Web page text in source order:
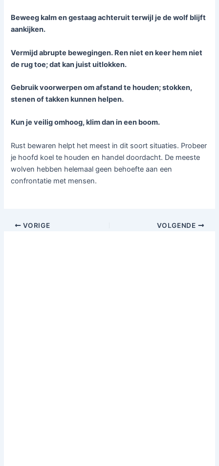
Beweeg kalm en gestaag achteruit terwijl je de wolf blijft
aankijken.
Vermijd abrupte bewegingen. Ren niet en keer hem niet
de rug toe; dat kan juist uitlokken.
Gebruik voorwerpen om afstand te houden; stokken,
stenen of takken kunnen helpen.
Kun je veilig omhoog, klim dan in een boom.
Rust bewaren helpt het meest in dit soort situaties. Probeer
je hoofd koel te houden en handel doordacht. De meeste
wolven hebben helemaal geen behoefte aan een
confrontatie met mensen.
VORIGE VOLGENDE